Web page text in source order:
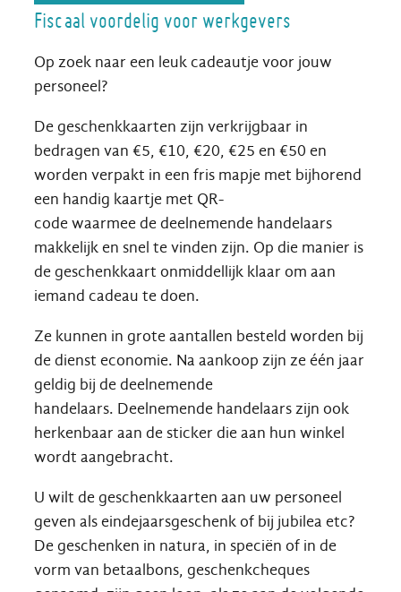
Fiscaal voordelig voor werkgevers
Op zoek naar een leuk cadeautje voor jouw
personeel?
De geschenkkaarten zijn verkrijgbaar in
bedragen van €5, €10, €20, €25 en €50 en
worden verpakt in een fris mapje met bijhorend
een handig kaartje met QR-
code waarmee de deelnemende handelaars
makkelijk en snel te vinden zijn. Op die manier is
de geschenkkaart onmiddellijk klaar om aan
iemand cadeau te doen.
Ze kunnen in grote aantallen besteld worden bij
de dienst economie. Na aankoop zijn ze één jaar
geldig bij de deelnemende
handelaars. Deelnemende handelaars zijn ook
herkenbaar aan de sticker die aan hun winkel
wordt aangebracht.
U wilt de geschenkkaarten aan uw personeel
geven als eindejaarsgeschenk of bij jubilea etc?
De geschenken in natura, in speciën of in de
vorm van betaalbons, geschenkcheques